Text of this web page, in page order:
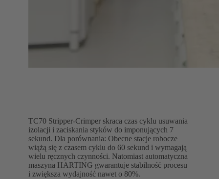
TC70 Stripper-Crimper skraca czas cyklu usuwania
izolacji i zaciskania styków do imponujących 7
sekund. Dla porównania: Obecne stacje robocze
wiążą się z czasem cyklu do 60 sekund i wymagają
wielu ręcznych czynności. Natomiast automatyczna
maszyna HARTING gwarantuje stabilność procesu
i zwiększa wydajność nawet o 80%.